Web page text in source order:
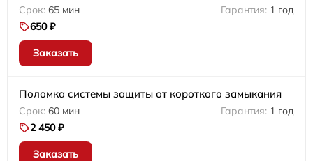
65 мин
1 год
650 ₽
Заказать
Поломка системы защиты от короткого замыкания
60 мин
1 год
2 450 ₽
Заказать